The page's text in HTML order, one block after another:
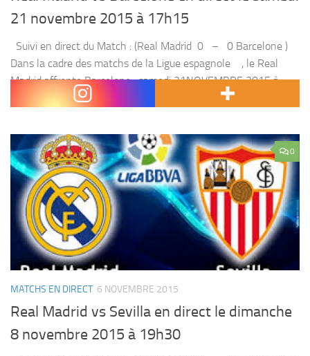
21 novembre 2015 à 17h15
Suivi en direct du Match : (Real Madrid 0 – 0 Barcelone )
Dans la cadre des matchs de la Ligue espagnole , le Real
Madrid affronte Barcelone , samedi 21NOVEMBRE 2015 à
17:15 heure Marocaine. Le...
0
MATCHS EN DIRECT 6 NOVEMBRE 2015
Real Madrid vs Sevilla en direct le dimanche
8 novembre 2015 à 19h30